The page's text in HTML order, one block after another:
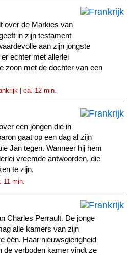
over de Markies van
in zijn testament
aan zijn jongste
echter met allerlei
zoon met de dochter van een
| ca. 12 min.
een jongen die in
gaat op een dag al zijn
Jan tegen. Wanneer hij hem
vreemde antwoorden, die
te zijn.
11 min.
Charles Perrault. De jonge
alle kamers van zijn
één. Haar nieuwsgierigheid
de verboden kamer vindt ze